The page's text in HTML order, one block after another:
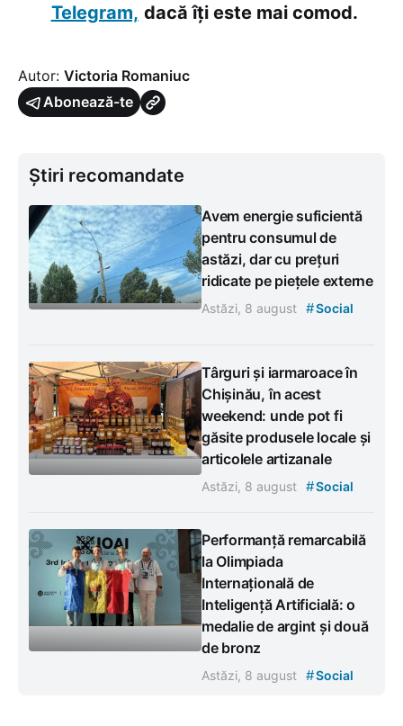
Telegram, dacă îți este mai comod.
Autor: Victoria Romaniuc
Abonează-te
Știri recomandate
Avem energie suficientă
pentru consumul de
astăzi, dar cu prețuri
ridicate pe piețele externe
Astăzi, 8 august #Social
Târguri și iarmaroace în
Chișinău, în acest
weekend: unde pot fi
găsite produsele locale și
articolele artizanale
Astăzi, 8 august #Social
Performanță remarcabilă
la Olimpiada
Internațională de
Inteligență Artificială: o
medalie de argint și două
de bronz
Astăzi, 8 august #Social